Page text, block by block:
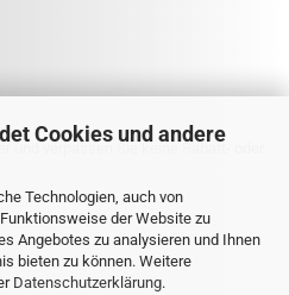
Cookies und andere
Technologien, auch von
der Website zu
Angebotes zu analysieren und Ihnen
bieten zu können. Weitere
Datenschutzerklärung.
und verpassen Sie keine Rabatt- oder